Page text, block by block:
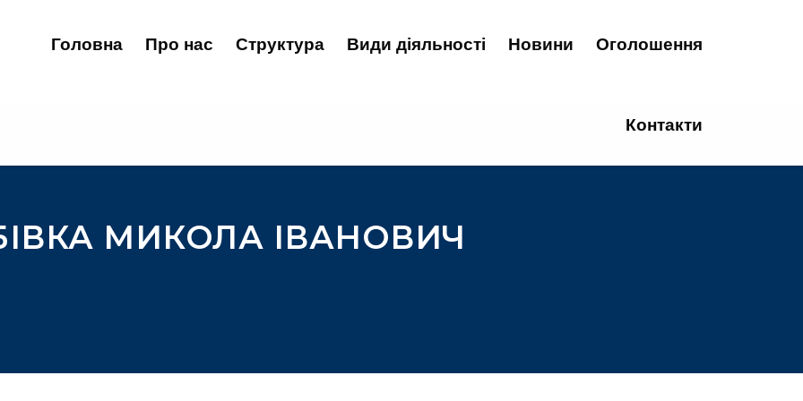
Головна Про нас Структура Види діяльності Новини Оголошення
Контакти
МИКОЛА ІВАНОВИЧ